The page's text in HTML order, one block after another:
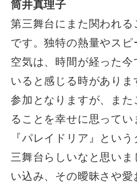
筒井真理子
第三舞台にまた関われ
です。独特の熱量やス
空気は、時間が経った
いると感じる時があり
参加となりますが、ま
ることを幸せに思ってい
『パレイドリア』とい
三舞台らしいなと思い
い込み、その曖昧さや